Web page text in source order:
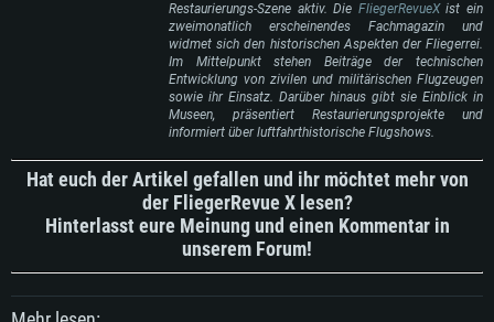
Restaurierungs-Szene aktiv. Die FliegerRevueXist ein
zweimonatlich erscheinendes Fachmagazin und
widmet sich den historischen Aspekten der Fliegerrei.
Im Mittelpunkt stehen Beiträge der technischen
Entwicklung von zivilen und militärischen Flugzeugen
sowie ihr Einsatz. Darüber hinaus gibt sie Einblick in
Museen, präsentiert Restaurierungsprojekte und
informiert über luftfahrthistorische Flugshows.
Hat euch der Artikel gefallen und ihr möchtet mehr von
der FliegerRevue X lesen?
Hinterlasst eure Meinung und einen Kommentar in
unserem Forum!